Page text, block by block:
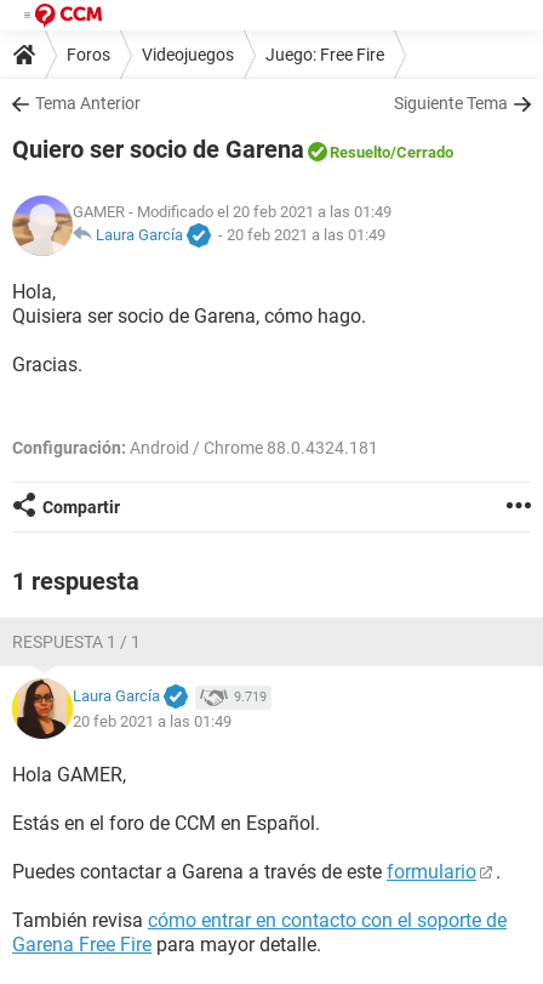
Foros Videojuegos Juego: Free Fire
Tema Anterior Siguiente Tema
Quiero ser socio de Garena Resuelto/Cerrado
GAMER - Modificado el 20 feb 2021 a las 01:49
Laura García
- 20 feb 2021 a las 01:49
Hola,
Quisiera ser socio de Garena, cómo hago.
Gracias.
Configuración: Android / Chrome 88.0.4324.181
Compartir
1 respuesta
RESPUESTA 1 / 1
Laura García 9.719
20 feb 2021 a las 01:49
Hola GAMER,
Estás en el foro de CCM en Español.
Puedes contactar a Garena a través de este formulario .
También revisa cómo entrar en contacto con el soporte de
Garena Free Fire para mayor detalle.